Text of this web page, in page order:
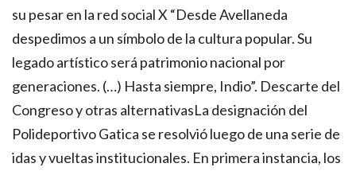
su pesar en la red social X “Desde Avellaneda
despedimos a un símbolo de la cultura popular. Su
legado artístico será patrimonio nacional por
generaciones. (…) Hasta siempre, Indio”. Descarte del
Congreso y otras alternativasLa designación del
Polideportivo Gatica se resolvió luego de una serie de
idas y vueltas institucionales. En primera instancia, los